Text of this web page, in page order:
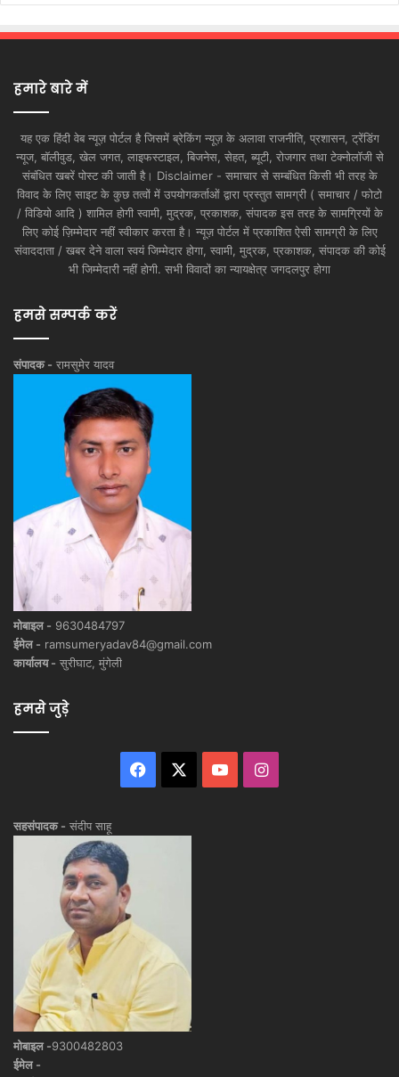
हमारे बारे में
यह एक हिंदी वेब न्यूज़ पोर्टल है जिसमें ब्रेकिंग न्यूज़ के अलावा राजनीति, प्रशासन, ट्रेंडिंग
न्यूज, बॉलीवुड, खेल जगत, लाइफस्टाइल, बिजनेस, सेहत, ब्यूटी, रोजगार तथा टेक्नोलॉजी से
संबंधित खबरें पोस्ट की जाती है। Disclaimer - समाचार से सम्बंधित किसी भी तरह के
विवाद के लिए साइट के कुछ तत्वों में उपयोगकर्ताओं द्वारा प्रस्तुत सामग्री ( समाचार / फोटो
/ विडियो आदि ) शामिल होगी स्वामी, मुद्रक, प्रकाशक, संपादक इस तरह के सामग्रियों के
लिए कोई ज़िम्मेदार नहीं स्वीकार करता है। न्यूज़ पोर्टल में प्रकाशित ऐसी सामग्री के लिए
संवाददाता / खबर देने वाला स्वयं जिम्मेदार होगा, स्वामी, मुद्रक, प्रकाशक, संपादक की कोई
भी जिम्मेदारी नहीं होगी. सभी विवादों का न्यायक्षेत्र जगदलपुर होगा
हमसे सम्पर्क करें
संपादक - रामसुमेर यादव
मोबाइल - 9630484797
ईमेल - ramsumeryadav84@gmail.com
कार्यालय - सुरीघाट, मुंगेली
हमसे जुड़े
Facebook YouTubeInstagram
सहसंपादक - संदीप साहू
मोबाइल -9300482803
ईमेल -